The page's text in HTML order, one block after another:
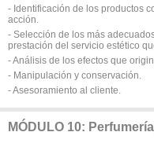
- Identificación de los productos
acción.
- Selección de los más
prestación del servicio estético
- Análisis de los efectos que
- Manipulación y conservación.
- Asesoramiento al cliente.
MÓDULO 10: